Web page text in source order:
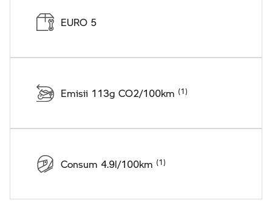
EURO 5
Emisii 113g CO2/100km
Consum 4.9l/100km